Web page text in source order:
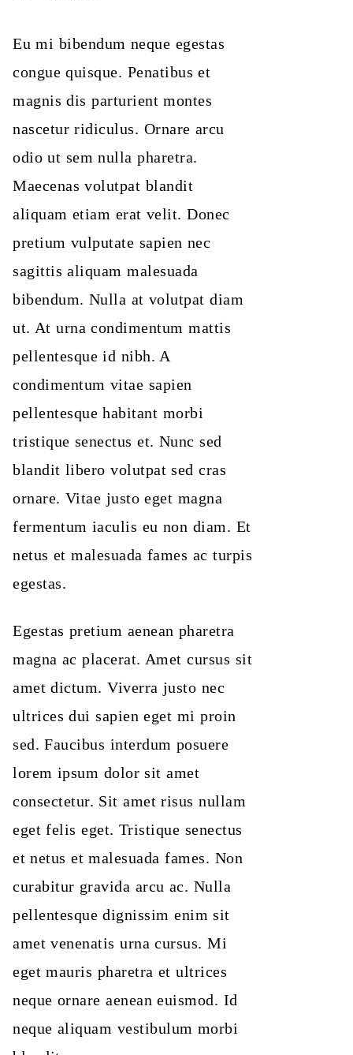
Eu mi bibendum neque egestas
congue quisque. Penatibus et
magnis dis parturient montes
nascetur ridiculus. Ornare arcu
odio ut sem nulla pharetra.
Maecenas volutpat blandit
aliquam etiam erat velit. Donec
pretium vulputate sapien nec
sagittis aliquam malesuada
bibendum. Nulla at volutpat diam
ut. At urna condimentum mattis
pellentesque id nibh. A
condimentum vitae sapien
pellentesque habitant morbi
tristique senectus et. Nunc sed
blandit libero volutpat sed cras
ornare. Vitae justo eget magna
fermentum iaculis eu non diam. Et
netus et malesuada fames ac turpis
egestas.
Egestas pretium aenean pharetra
magna ac placerat. Amet cursus sit
amet dictum. Viverra justo nec
ultrices dui sapien eget mi proin
sed. Faucibus interdum posuere
lorem ipsum dolor sit amet
consectetur. Sit amet risus nullam
eget felis eget. Tristique senectus
et netus et malesuada fames. Non
curabitur gravida arcu ac. Nulla
pellentesque dignissim enim sit
amet venenatis urna cursus. Mi
eget mauris pharetra et ultrices
neque ornare aenean euismod. Id
neque aliquam vestibulum morbi